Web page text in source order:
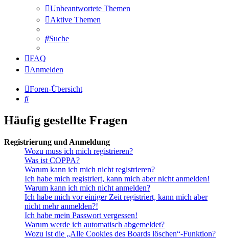
Unbeantwortete Themen
Aktive Themen
Suche
FAQ
Anmelden
Foren-Übersicht
Suche
Häufig gestellte Fragen
Registrierung und Anmeldung
Wozu muss ich mich registrieren?
Was ist COPPA?
Warum kann ich mich nicht registrieren?
Ich habe mich registriert, kann mich aber nicht anmelden!
Warum kann ich mich nicht anmelden?
Ich habe mich vor einiger Zeit registriert, kann mich aber
nicht mehr anmelden?!
Ich habe mein Passwort vergessen!
Warum werde ich automatisch abgemeldet?
Wozu ist die „Alle Cookies des Boards löschen“-Funktion?